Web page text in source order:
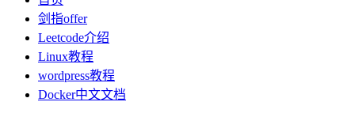
剑指offer
Leetcode介绍
Linux教程
wordpress教程
Docker中文文档